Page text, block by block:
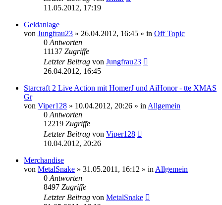
11.05.2012, 17:19
Geldanlage
von Jungfrau23 » 26.04.2012, 16:45 » in Off Topic
0Antworten
11137 Zugriffe
Letzter Beitrag von Jungfrau23
26.04.2012, 16:45
Starcraft 2 Live Action mit HomerJ und AiHonor - tte XMAS
Gr
von Viper128 » 10.04.2012, 20:26 » inAllgemein
0Antworten
12219 Zugriffe
Letzter Beitrag von Viper128
10.04.2012, 20:26
Merchandise
von MetalSnake » 31.05.2011, 16:12 » inAllgemein
0Antworten
8497 Zugriffe
Letzter Beitrag von MetalSnake